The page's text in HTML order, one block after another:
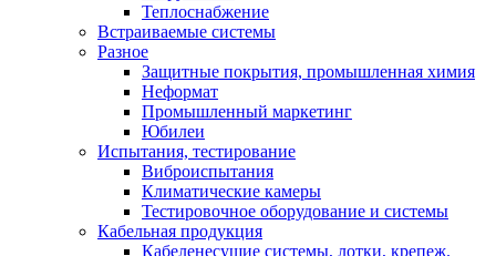
Теплоснабжение
Встраиваемые системы
Разное
Защитные покрытия, промышленная химия
Неформат
Промышленный маркетинг
Юбилеи
Испытания, тестирование
Виброиспытания
Климатические камеры
Тестировочное оборудование и системы
Кабельная продукция
Кабеленесущие системы, лотки, крепеж.